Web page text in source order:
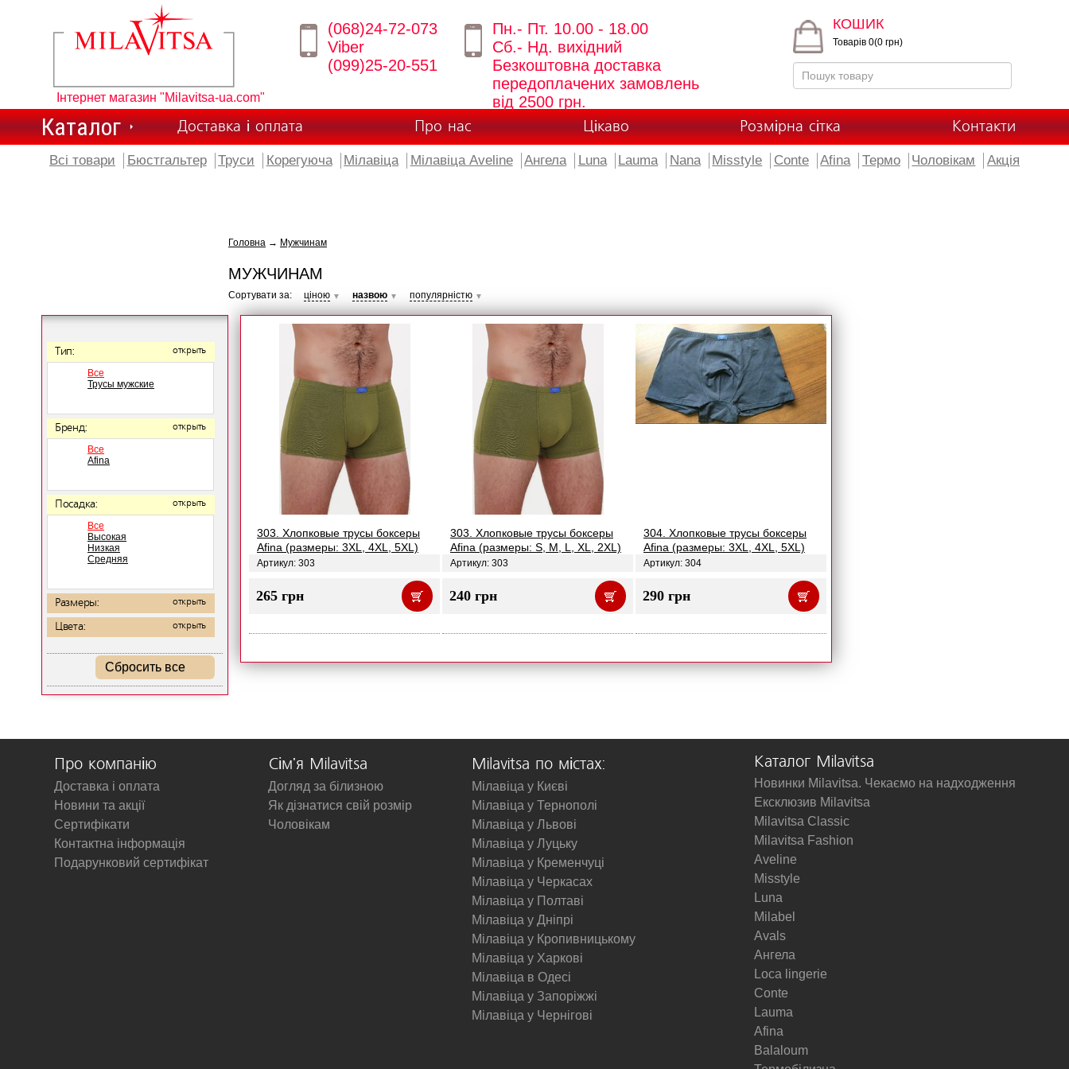
Інтернет магазин "Milavitsa-ua.com"
(068)24-72-073
Viber
(099)25-20-551
Пн.- Пт. 10.00 - 18.00
Сб.- Нд. вихідний
Безкоштовна доставка
передоплачених замовлень
від 2500 грн.
КОШИК
Товарів 0(0 грн)
Каталог Доставка і оплата Про нас Цікаво Розмірна сітка Контакти
Всі товари Бюстгальтер Труси Корегуюча Мілавіца Мілавіца Aveline Ангела Luna Lauma Nana Misstyle Conte Afina Термо Чоловікам Акція
Тип: открыть
Все
Трусы мужские
Бренд: открыть
Все
Afina
Посадка: открыть
Все
Высокая
Низкая
Средняя
Размеры: открыть
Цвета: открыть
Сбросить все
Головна → Мужчинам
МУЖЧИНАМ
Сортувати за: ціною ▼ назвою ▼ популярністю ▼
303. Хлопковые трусы боксеры
Afina (размеры: 3XL, 4XL, 5XL)
Артикул: 303
265 грн
303. Хлопковые трусы боксеры
Afina (размеры: S, M, L, XL, 2XL)
Артикул: 303
240 грн
304. Хлопковые трусы боксеры
Afina (размеры: 3XL, 4XL, 5XL)
Артикул: 304
290 грн
Про компанію
Доставка і оплата
Новини та акції
Сертифікати
Контактна інформація
Подарунковий сертифікат
Сім'я Milavitsa
Догляд за білизною
Як дізнатися свій розмір
Чоловікам
Milavitsa по містах:
Мілавіца у Києві
Мілавіца у Тернополі
Мілавіца у Львові
Мілавіца у Луцьку
Мілавіца у Кременчуці
Мілавіца у Черкасах
Мілавіца у Полтаві
Мілавіца у Дніпрі
Мілавіца у Кропивницькому
Мілавіца у Харкові
Мілавіца в Одесі
Мілавіца у Запоріжжі
Мілавіца у Чернігові
Каталог Milavitsa
Новинки Milavitsa. Чекаємо на надходження
Ексклюзив Milavitsa
Milavitsa Classic
Milavitsa Fashion
Aveline
Misstyle
Luna
Milabel
Avals
Ангела
Loca lingerie
Conte
Lauma
Afina
Balaloum